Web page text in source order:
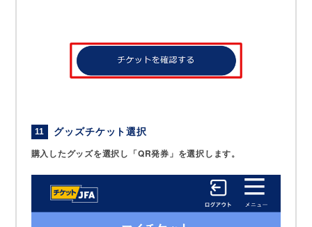
11 グッズチケット選択
購入したグッズを選択し「QR発券」を選択します。